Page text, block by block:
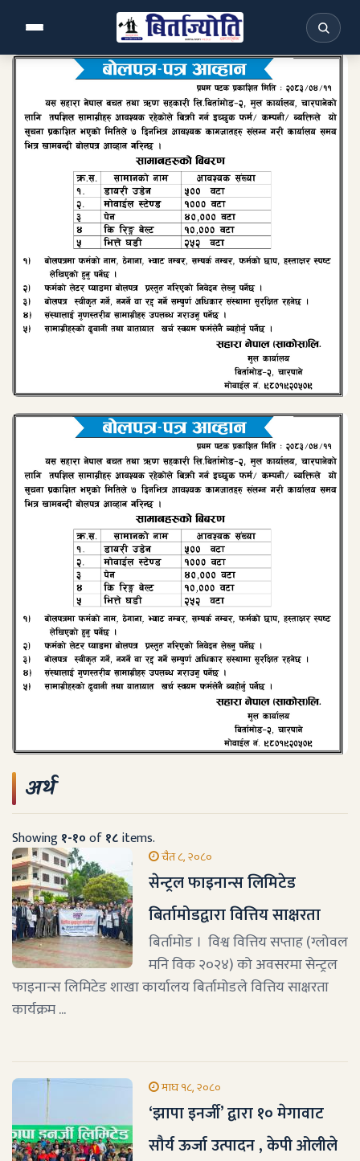
अर्थ
Showing१-१०of१८items.
चैत ८, २०८०
सेन्ट्रल फाइनान्स लिमिटेड
बिर्तामोडद्वारा वित्तिय साक्षरता
बिर्तामोड । विश्व वित्तिय सप्ताह (ग्लोवल
मनि विक २०२४) को अवसरमा सेन्ट्रल
फाइनान्स लिमिटेड शाखा कार्यालय बिर्तामोडले वित्तिय साक्षरता
कार्यक्रम ...
माघ १८, २०८०
‘झापा इनर्जी’ द्वारा १० मेगावाट
सौर्य ऊर्जा उत्पादन , केपी ओलीले